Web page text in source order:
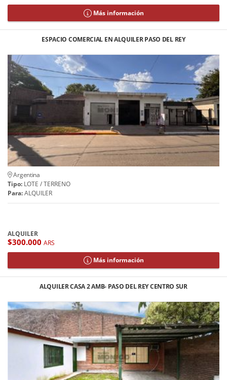
Más información
ESPACIO COMERCIAL EN ALQUILER PASO DEL REY
Argentina
Tipo: LOTE / TERRENO
Para:ALQUILER
ALQUILER
$300.000 ARS
Más información
ALQUILER CASA 2 AMB- PASO DEL REY CENTRO SUR